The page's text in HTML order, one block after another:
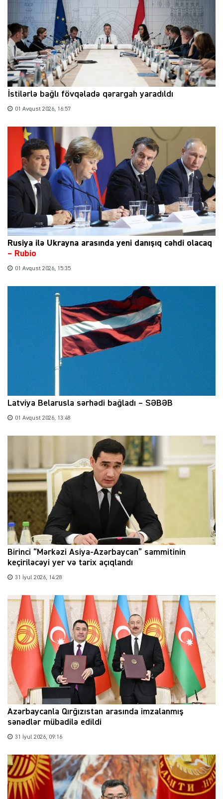
İstilərlə bağlı fövqəladə qərargah yaradıldı
01 Avqust 2026, 16:57
Rusiya ilə Ukrayna arasında yeni danışıq cəhdi olacaq
– Rubio
01 Avqust 2026, 15:35
Latviya Belarusla sərhədi bağladı – SƏBƏB
01 Avqust 2026, 13:48
Birinci “Mərkəzi Asiya-Azərbaycan” sammitinin
keçiriləcəyi yer və tarix açıqlandı
31 İyul 2026, 14:28
Azərbaycanla Qırğızıstan arasında imzalanmış
sənədlər mübadilə edildi
31 İyul 2026, 09:16